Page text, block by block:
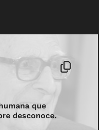
que
desconoce.